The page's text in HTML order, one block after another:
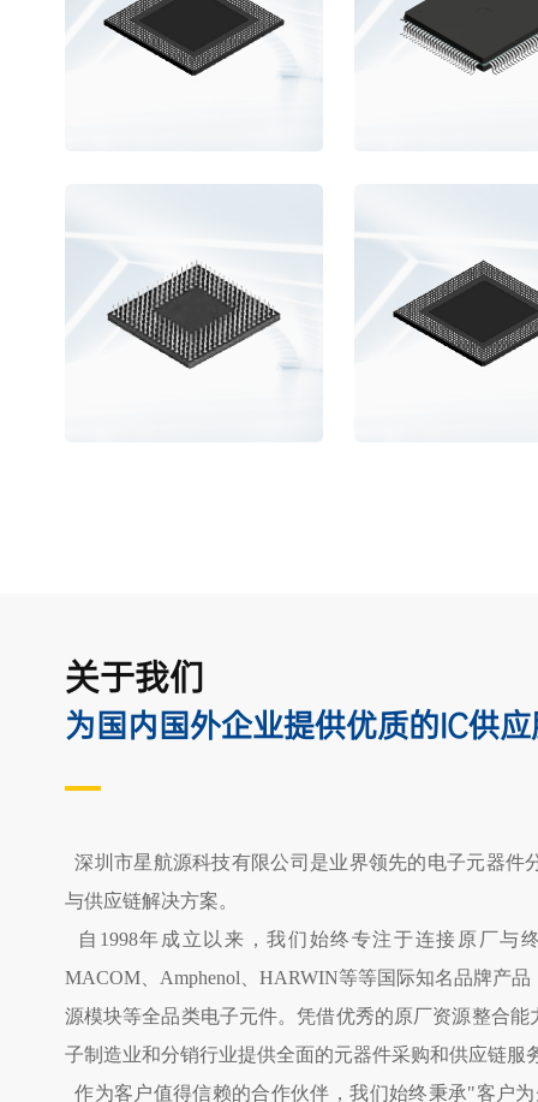
关于我们
为国内国外企业提供优质的IC供
与供应链解决方案。
子制造业和分销行业提供全面的元器件采购和供应链服